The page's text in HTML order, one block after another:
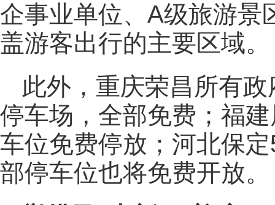
企事业单位、A级旅游景
盖游客出行的主要区域。
此外，重庆荣昌所有
停车场，全部免费；福
车位免费停放；河北保
部停车位也将免费开放。